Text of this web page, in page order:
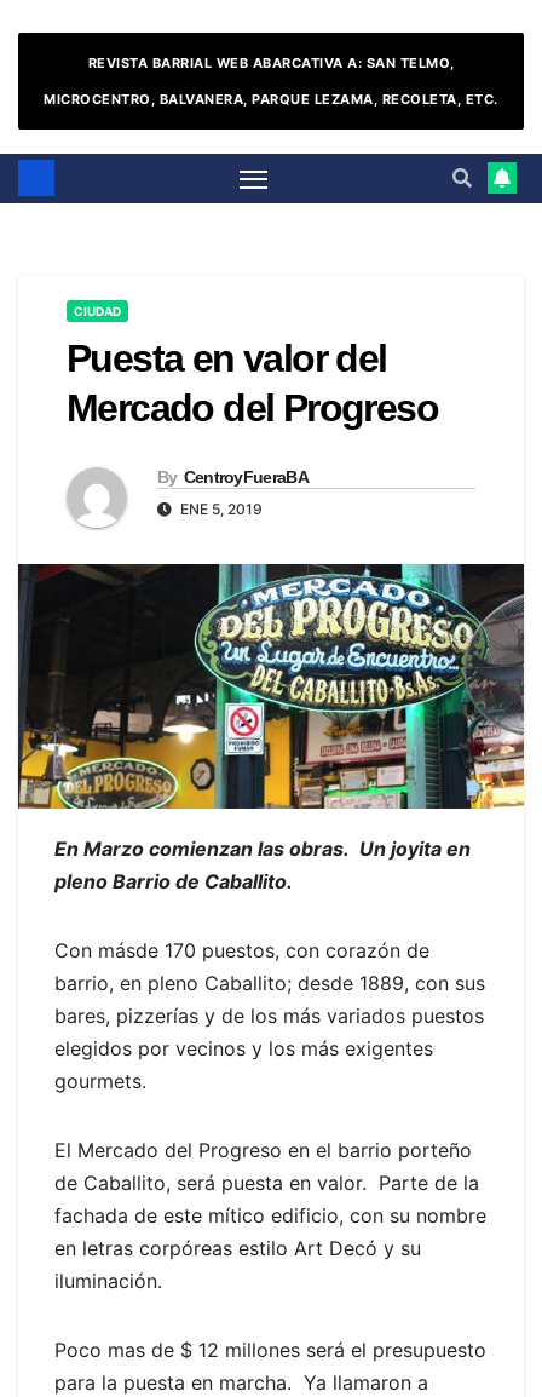
REVISTA BARRIAL WEB ABARCATIVA A: SAN TELMO,
MICROCENTRO, BALVANERA, PARQUE LEZAMA, RECOLETA, ETC.
CIUDAD
Puesta en valor del
Mercado del Progreso
By CentroyFueraBA
ENE 5, 2019
En Marzo comienzan las obras. Un joyita en
pleno Barrio de Caballito.
Con másde 170 puestos, con corazón de
barrio, en pleno Caballito; desde 1889, con sus
bares, pizzerías y de los más variados puestos
elegidos por vecinos y los más exigentes
gourmets.
El Mercado del Progreso en el barrio porteño
de Caballito, será puesta en valor. Parte de la
fachada de este mítico edificio, con su nombre
en letras corpóreas estilo Art Decó y su
iluminación.
Poco mas de $ 12 millones será el presupuesto
para la puesta en marcha. Ya llamaron a